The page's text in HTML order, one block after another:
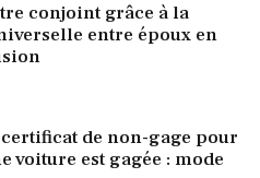
conjoint grâce à la
entre époux en
de non-gage pour
voiture est gagée : mode